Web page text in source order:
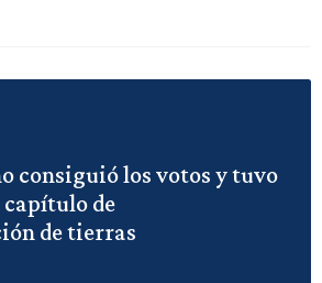
consiguió los votos y tuvo
de
de tierras